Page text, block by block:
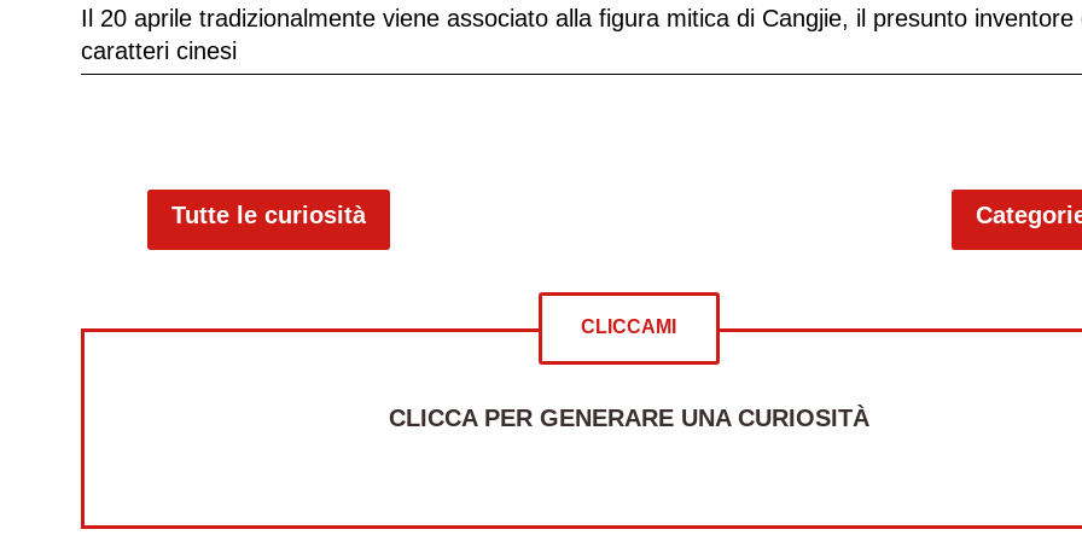
Il 20 aprile tradizionalmente viene associato alla figura mitica di Cangjie, il presunto inventore
caratteri cinesi
Tutte le curiosità
CLICCAMI
CLICCA PER GENERARE UNA CURIOSITÀ